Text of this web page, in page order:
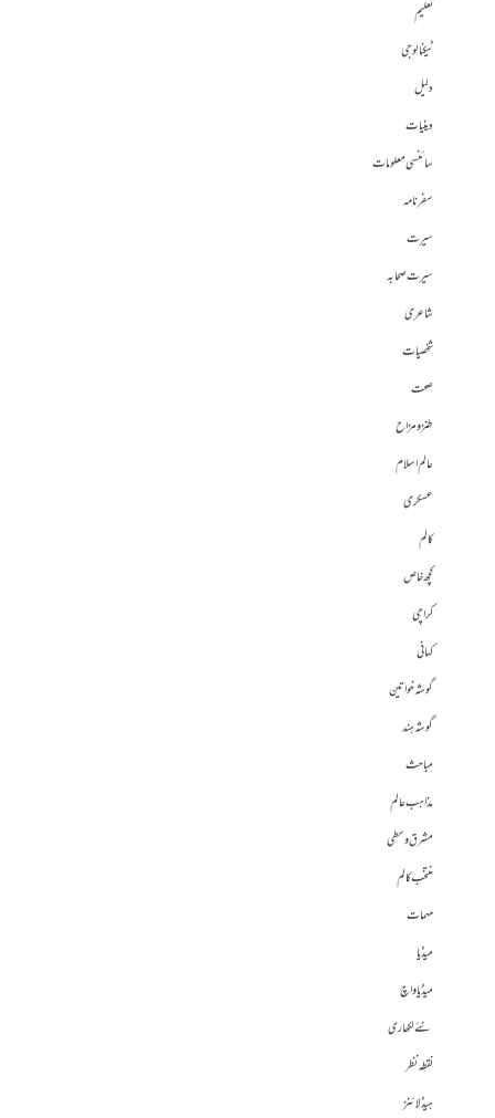
تعلیم
ٹیکنالوجی
دلیل
دینیات
سائنسی معلومات
سفرنامہ
سیرت
سیرت صحابہ
شاعری
شخصیات
صحت
طنز و مزاح
عالم اسلام
عسکری
کالم
کچھ خاص
کراچی
کہانی
گوشہ خواتین
گوشہ ہند
مباحث
مذاہب عالم
مشرق وسطی
منتخب کالم
مہمات
میڈیا
میڈیا واچ
نئے لکھاری
نقطہ نظر
ہیڈلائنز